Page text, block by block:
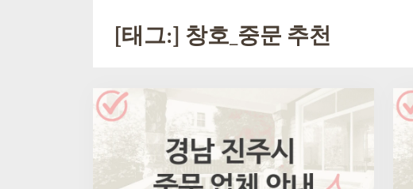
[태그:] 창호_중문 추천